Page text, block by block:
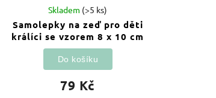
Samolepky na zeď pro děti
králíci se vzorem 8 x 10 cm
Skladem (>5 ks)
79 Kč
Do košíku